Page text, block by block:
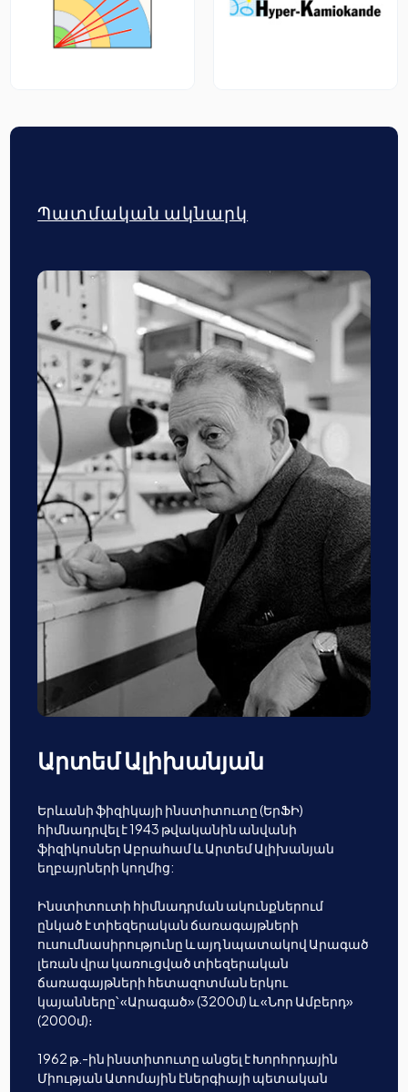
Պատմական ակնարկ
Արտեմ Ալիխանյան
Երևանի ֆիզիկայի ինստիտուտը (ԵրՖԻ)
հիմնադրվել է 1943 թվականին անվանի
ֆիզիկոսներ Աբրահամ և Արտեմ Ալիխանյան
եղբայրների կողմից:
Ինստիտուտի հիմնադրման ակունքներում
ընկած է տիեզերական ճառագայթների
ուսումնասիրությունը և այդ նպատակով Արագած
լեռան վրա կառուցված տիեզերական
ճառագայթների հետազոտման երկու
կայանները՝ «Արագած» (3200մ) և «Նոր Ամբերդ»
(2000մ)։
1962 թ.-ին ինստիտուտը անցել է Խորհրդային
Միության Ատոմային էներգիայի պետական